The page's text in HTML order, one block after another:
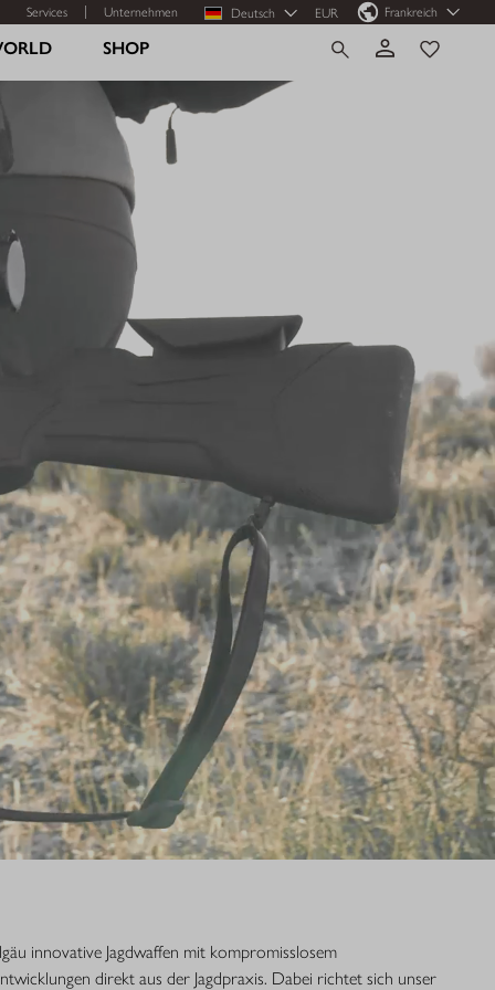
Services Unternehmen Deutsch EUR Frankreich
SHOP
innovative Jagdwaffen mit kompromisslosem
direkt aus der Jagdpraxis. Dabei richtet sich unser